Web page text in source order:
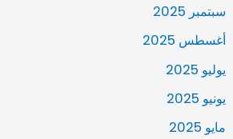
سبتمبر 2025
أغسطس 2025
يوليو 2025
يونيو 2025
مايو 2025